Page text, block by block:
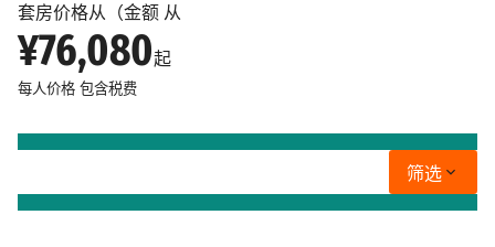
套房价格从（金额 从
¥76,080起
每人价格 包含税费
筛选